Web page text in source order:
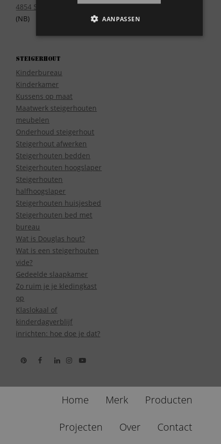
4854 SE Bavel
(NB)
Steigerhout
Kinderbureau
Kinderkamer
Kussens op maat
Maatwerk steigerhouten
meubelen
Onderhoud steigerhout
Steigerhout afwerken
Steigerhouten bedden
Steigerhouten hoogslaper
Steigerhouten
halfhoogslaper
Steigerhouten huisjesbed
Steigerhouten bed met
bureau
Wat is Douglas hout?
Wat is een steigerhouten
vide?
Gedeelde slaapkamer
Zo ruim je je kledingkast
op
Klaslokaal of
kinderdagverblijf
inrichten: hoe doe je dat?
Home Merk Producten
Projecten Over Contact
AANPASSEN